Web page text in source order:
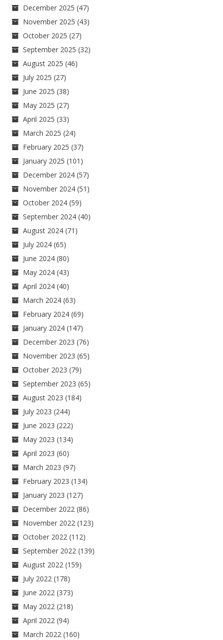
December 2025 (47)
November 2025 (43)
October 2025 (27)
September 2025 (32)
August 2025 (46)
July 2025 (27)
June 2025 (38)
May 2025 (27)
April 2025 (33)
March 2025 (24)
February 2025 (37)
January 2025 (101)
December 2024 (57)
November 2024 (51)
October 2024 (59)
September 2024 (40)
August 2024 (71)
July 2024 (65)
June 2024 (80)
May 2024 (43)
April 2024 (40)
March 2024 (63)
February 2024 (69)
January 2024 (147)
December 2023 (76)
November 2023 (65)
October 2023 (79)
September 2023 (65)
August 2023 (184)
July 2023 (244)
June 2023 (222)
May 2023 (134)
April 2023 (60)
March 2023 (97)
February 2023 (134)
January 2023 (127)
December 2022 (86)
November 2022 (123)
October 2022 (112)
September 2022 (139)
August 2022 (159)
July 2022 (178)
June 2022 (373)
May 2022 (218)
April 2022 (94)
March 2022 (160)